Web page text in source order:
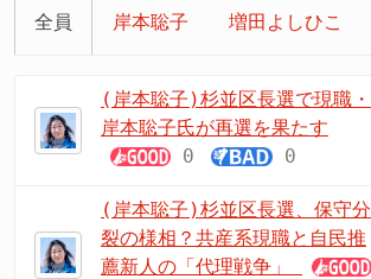
全員 岸本聡子 増田よしひこ
(岸本聡子)杉並区長選で現職・
岸本聡子氏が再選を果たす
0
0
(岸本聡子)杉並区長選、保守分
裂の様相？共産系現職と自民推
薦新人の「代理戦争」